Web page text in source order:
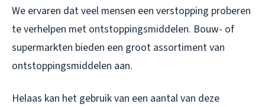
We ervaren dat veel mensen een verstopping proberen
te verhelpen met ontstoppingsmiddelen. Bouw- of
supermarkten bieden een groot assortiment van
ontstoppingsmiddelen aan.
Helaas kan het gebruik van een aantal van deze